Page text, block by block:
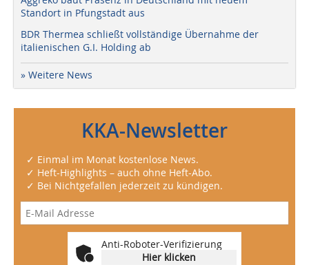
Standort in Pfungstadt aus
BDR Thermea schließt vollständige Übernahme der
italienischen G.I. Holding ab
» Weitere News
KKA-Newsletter
✓ Einmal im Monat kostenlose News.
✓ Heft-Highlights – auch ohne Heft-Abo.
✓ Bei Nichtgefallen jederzeit zu kündigen.
Anti-Roboter-Verifizierung
Hier klicken